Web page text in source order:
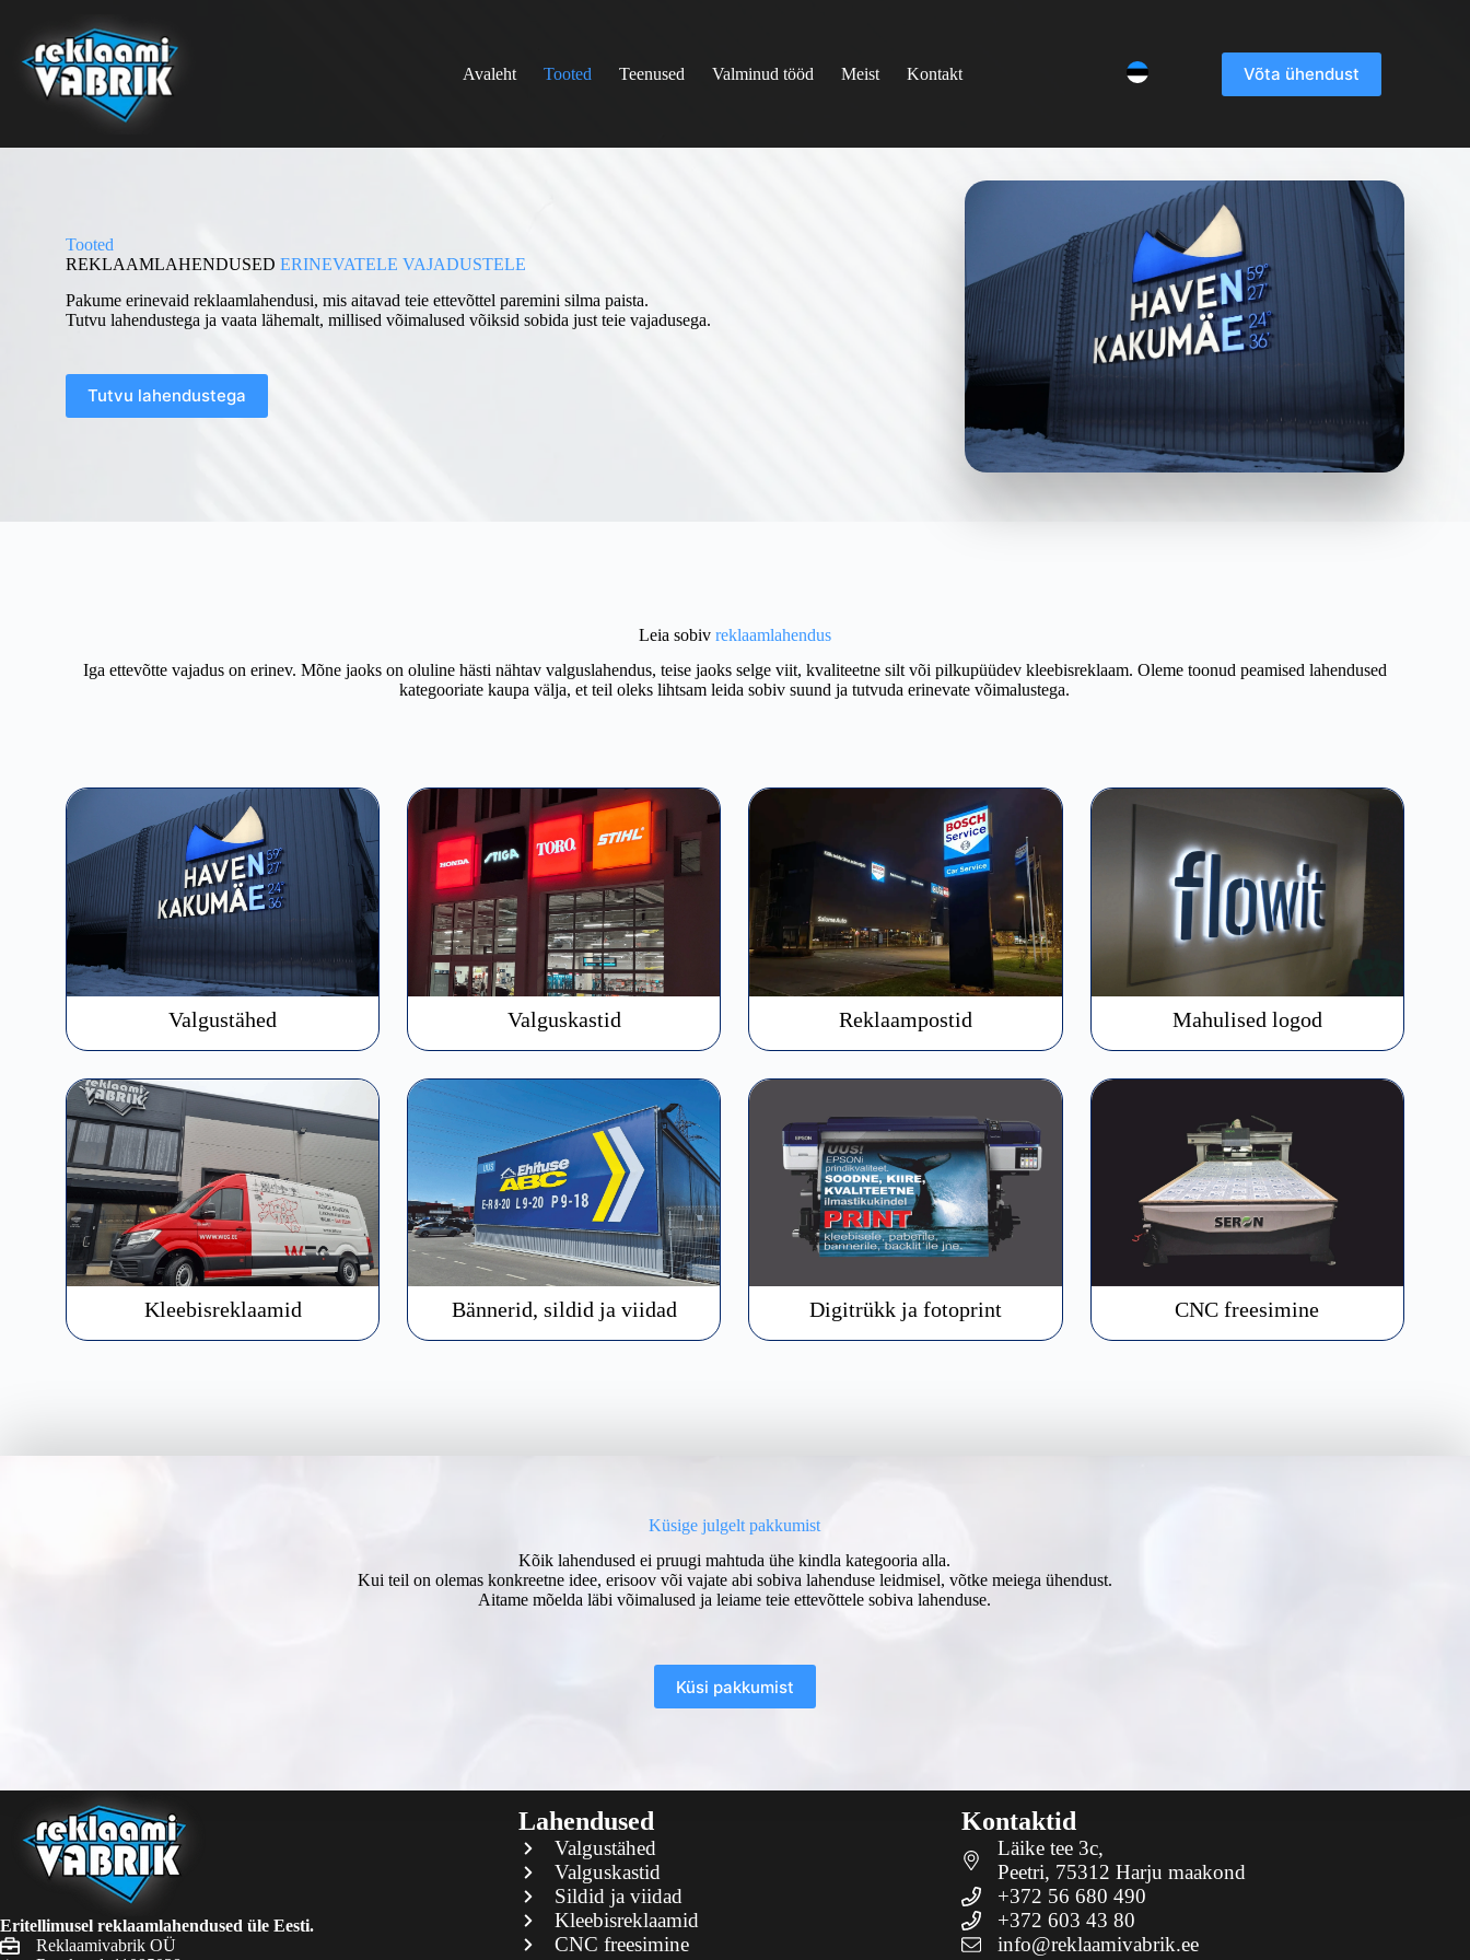
vahele
Avaleht
Tooted Teenused Valminud tööd Meist Kontakt Võta ühendust
Tooted
REKLAAM­LAHENDUSEDERINEVATELE VAJADUSTELE
Pakume erinevaid reklaamlahendusi, mis aitavad teie ettevõttel paremini silma paista.
Tutvu lahendustega ja vaata lähemalt, millised võimalused võiksid sobida just teie vajadusega.
Tutvu lahendustega
Leia sobiv reklaamlahendus
Iga ettevõtte vajadus on erinev. Mõne jaoks on oluline hästi nähtav valguslahendus, teise jaoks selge viit, kvaliteetne silt või pilkupüüdev kleebisreklaam. Oleme toonud peamised lahendused
kategooriate kaupa välja, et teil oleks lihtsam leida sobiv suund ja tutvuda erinevate võimalustega.
Valgustähed Valguskastid Reklaampostid Mahulised logod
Kleebisreklaamid Bännerid, sildid ja viidad Digitrükk ja fotoprint CNC freesimine
Küsige julgelt pakkumist
Kõik lahendused ei pruugi mahtuda ühe kindla kategooria alla.
Kui teil on olemas konkreetne idee, erisoov või vajate abi sobiva lahenduse leidmisel, võtke meiega ühendust.
Aitame mõelda läbi võimalused ja leiame teie ettevõttele sobiva lahenduse.
Küsi pakkumist
Eritellimusel reklaamlahendused üle Eesti.
Reklaamivabrik OÜ
Lahendused
Valgustähed
Valguskastid
Sildid ja viidad
Kleebisreklaamid
CNC freesimine
Kontaktid
Läike tee 3c,
Peetri, 75312 Harju maakond
+372 56 680 490
+372 603 43 80
info@reklaamivabrik.ee